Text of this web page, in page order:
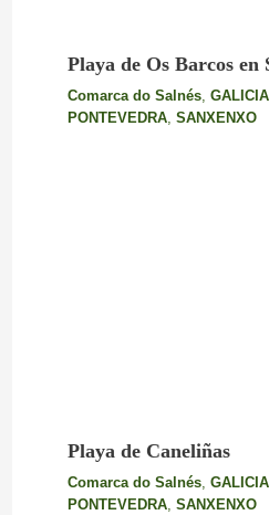
Playa de Os Barcos en
Comarca do Salnés, GALICIA
PONTEVEDRA, SANXENXO
Playa de Caneliñas
Comarca do Salnés, GALICIA
PONTEVEDRA, SANXENXO